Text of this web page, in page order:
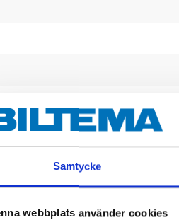
Samtycke
webbplats använder cookies